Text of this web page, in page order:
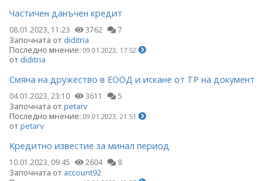
Частичен данъчен кредит
08.01.2023, 11:23 3762 7
Започната от diditria
Последно мнение: 09.01.2023, 17:52
от diditria
Смяна на дружество в ЕООД и искане от ТР на документ
04.01.2023, 23:10 3611 5
Започната отpetarv
Последно мнение: 09.01.2023, 21:51
отpetarv
Кредитно известие за минал период
10.01.2023, 09:45 2604 8
Започната от account92